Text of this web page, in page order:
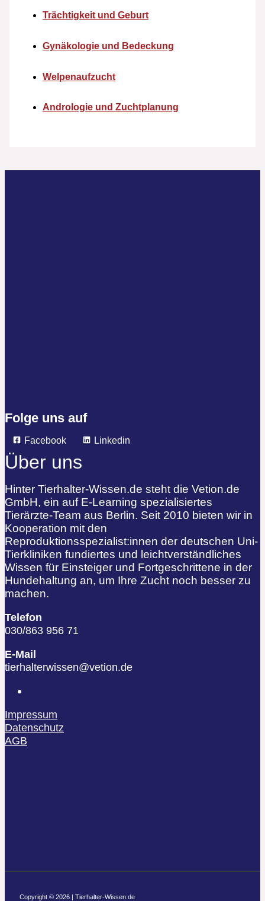
Trächtigkeit und Geburt
Gynäkologie und Bedeckung
Welpenaufzucht
Andrologie und Zuchtplanung
Folge uns auf
Facebook Linkedin
Über uns
Hinter Tierhalter-Wissen.de steht die Vetion.de
GmbH, ein auf E-Learning spezialisiertes
Tierärzte-Team aus Berlin. Seit 2010 bieten wir in
Kooperation mit den
Reproduktionsspezialist:innen der deutschen Uni-
Tierkliniken fundiertes und leichtverständliches
Wissen für Einsteiger und Fortgeschrittene in der
Hundehaltung an, um Ihre Zucht noch besser zu
machen.
Telefon
030/863 956 71
E-Mail
tierhalterwissen@vetion.de
Impressum
Datenschutz
AGB
Copyright © 2026 | Tierhalter-Wissen.de